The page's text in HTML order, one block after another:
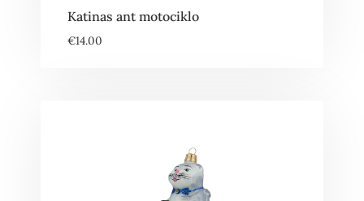
Katinas ant motociklo
€14.00